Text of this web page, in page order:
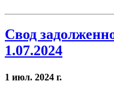
Свод
1.07.2024
1 июл. 2024 г.